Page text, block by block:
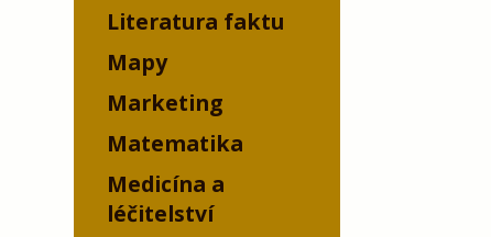
Literatura faktu
Mapy
Marketing
Matematika
Medicína a
léčitelství